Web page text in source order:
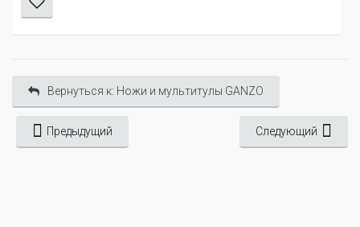
Вернуться к: Ножи и мультитулы GANZO
Предыдущий Следующий